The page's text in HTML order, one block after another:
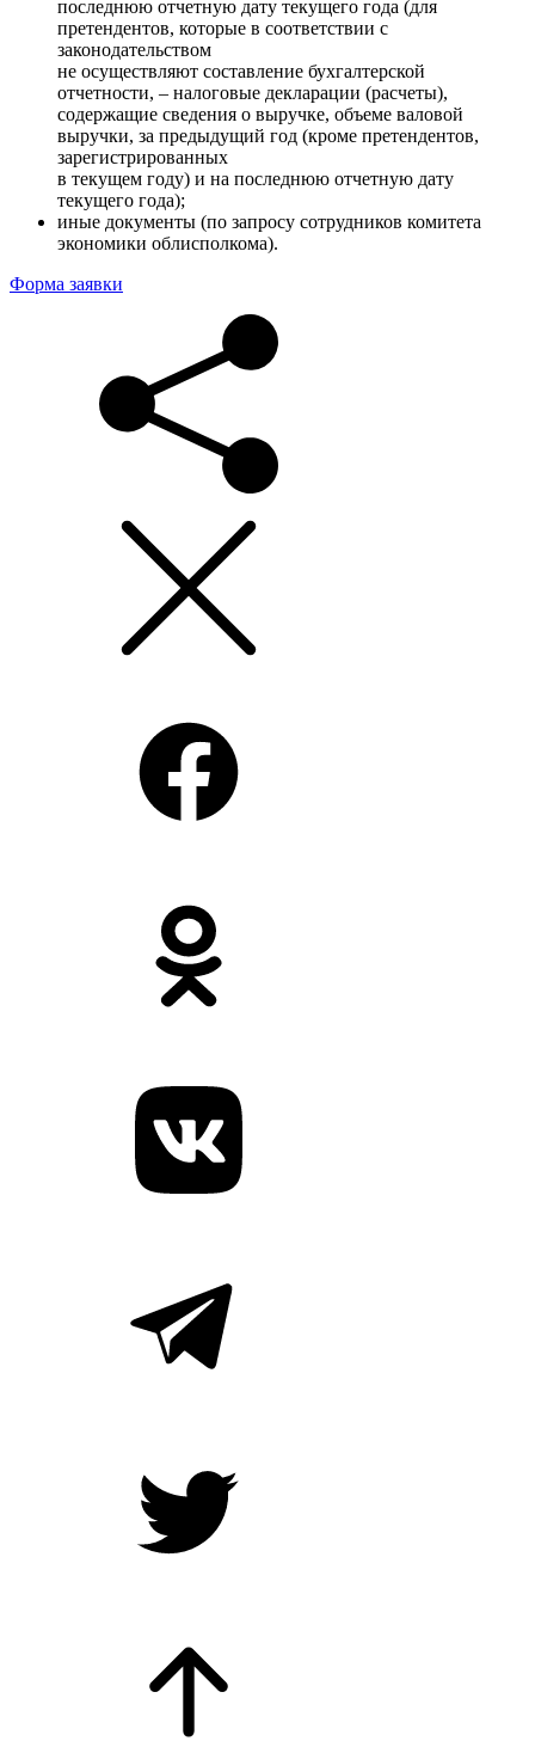
последнюю отчетную дату текущего года (для
претендентов, которые в соответствии с
законодательством
не осуществляют составление бухгалтерской
отчетности, – налоговые декларации (расчеты),
содержащие сведения о выручке, объеме валовой
выручки, за предыдущий год (кроме претендентов,
зарегистрированных
в текущем году) и на последнюю отчетную дату
текущего года);
иные документы (по запросу сотрудников комитета
экономики облисполкома).
Форма заявки